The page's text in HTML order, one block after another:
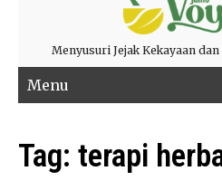
Menyusuri Jejak Kekayaan
Menu
Tag: terapi